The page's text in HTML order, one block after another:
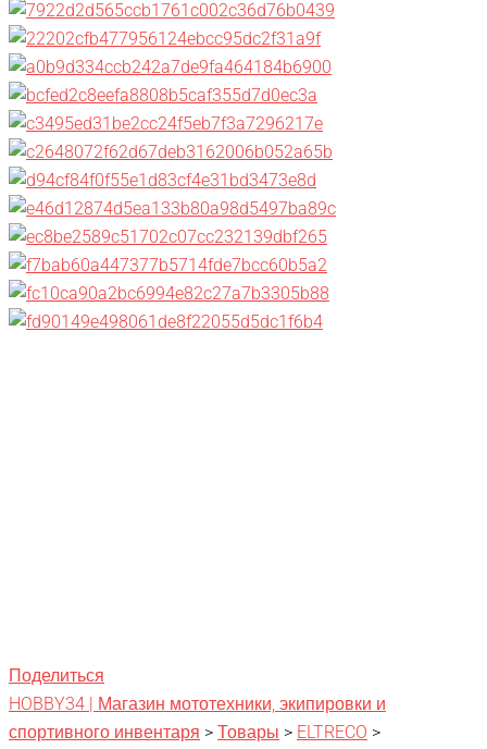
Поделиться
HOBBY34 | Магазин мототехники, экипировки и
спортивного инвентаря > Товары > ELTRECO >